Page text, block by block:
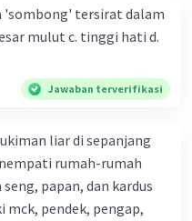
A. (1)-(2)-(3)-
'sombong' tersirat dalam
Jawaban terverifikasi
liar di sepanjang
rumah-rumah
papan, dan kardus
mck, pendek, pengap,